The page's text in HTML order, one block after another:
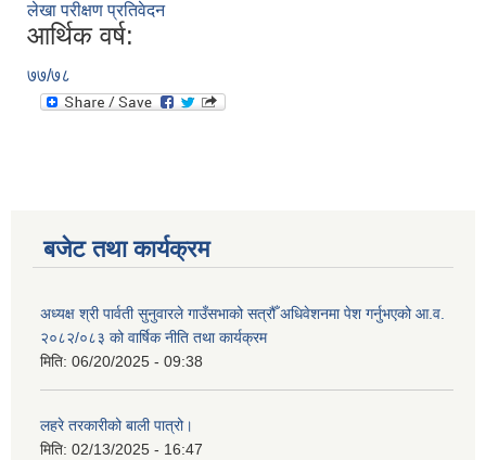
लेखा परीक्षण प्रतिवेदन
आर्थिक वर्ष:
७७/७८
बजेट तथा कार्यक्रम
अध्यक्ष श्री पार्वती सुनुवारले गाउँसभाको सत्रौँ अधिवेशनमा पेश गर्नुभएको आ.व.
२०८२/०८३ को वार्षिक नीति तथा कार्यक्रम
मिति: 06/20/2025 - 09:38
लहरे तरकारीको बाली पात्रो।
मिति: 02/13/2025 - 16:47